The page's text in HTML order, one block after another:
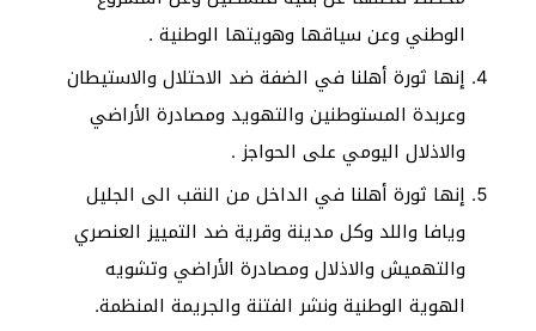
الوطني وعن سياقها وهويتها الوطنية .
إنها ثورة أهلنا في الضفة ضد الاحتلال والاستيطان
وعربدة المستوطنين والتهويد ومصادرة الأراضي
والاذلال اليومي على الحواجز .
إنها ثورة أهلنا في الداخل من النقب الى الجليل
ويافا واللد وكل مدينة وقرية ضد التمييز العنصري
والتهميش والاذلال ومصادرة الأراضي وتشويه
الهوية الوطنية ونشر الفتنة والجريمة المنظمة.